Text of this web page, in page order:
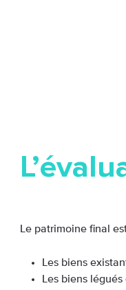
Le patrimoine final
Les biens
Les biens